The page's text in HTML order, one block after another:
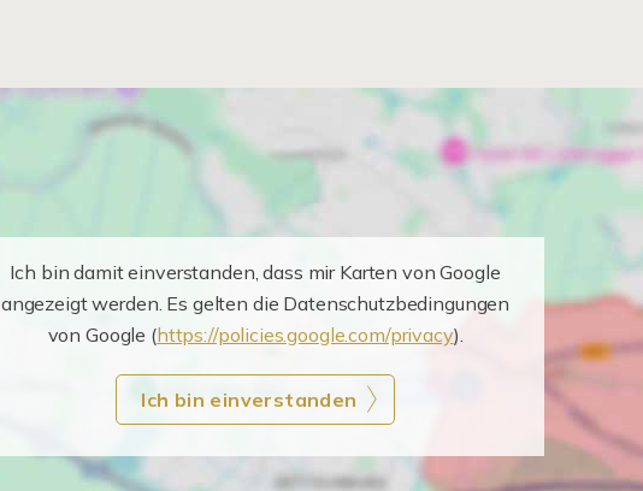
Ich bin damit einverstanden, dass mir Karten von Google
angezeigt werden. Es gelten die Datenschutzbedingungen
von Google (https://policies.google.com/privacy).
Ich bin einverstanden